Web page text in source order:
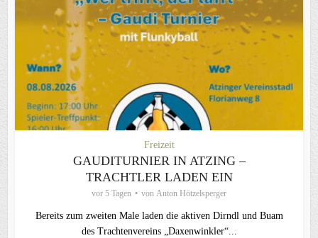
Freizeit
GAUDITURNIER IN ATZING –
TRACHTLER LADEN EIN
vor 5 Tagen von Anton Hötzelsperger
Bereits zum zweiten Male laden die aktiven Dirndl und Buam
des Trachtenvereins „Daxenwinkler“...